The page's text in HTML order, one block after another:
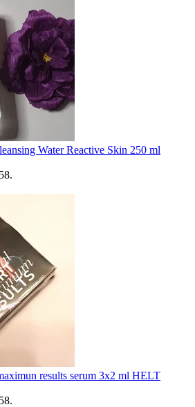
Water Reactive Skin 250 ml
.
results serum 3x2 ml HELT
.